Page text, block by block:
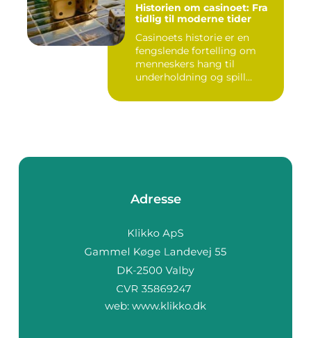
Historien om casinoet: Fra
tidlig til moderne tider
Casinoets historie er en
fengslende fortelling om
menneskers hang til
underholdning og spill
Adresse
web: www.klikko.dk